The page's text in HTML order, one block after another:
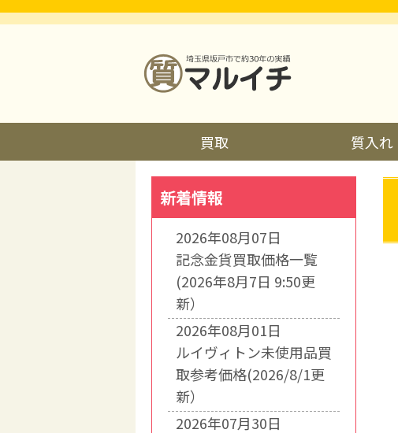
買取 質入れ
新着情報
2026年08月07日
記念金貨買取価格一覧
(2026年8月7日 9:50更
新）
2026年08月01日
ルイヴィトン未使用品買
取参考価格(2026/8/1更
新）
2026年07月30日